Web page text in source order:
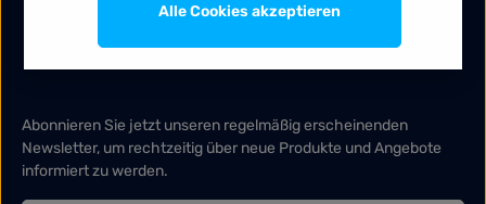
Abonnieren Sie jetzt unseren regelmäßig erscheinenden
Newsletter, um rechtzeitig über neue Produkte und Angebote
informiert zu werden.
Alle Cookies akzeptieren